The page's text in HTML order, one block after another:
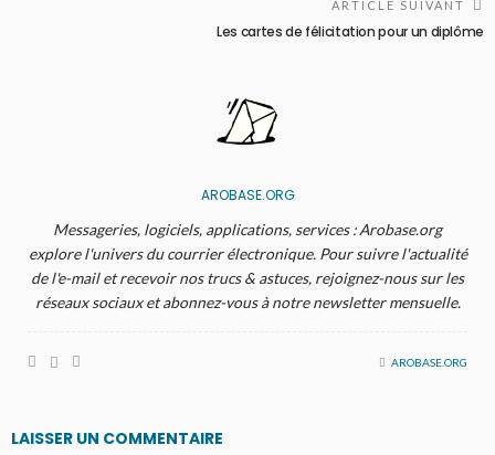
ARTICLE SUIVANT
Les cartes de félicitation pour un diplôme
AROBASE.ORG
Messageries, logiciels, applications, services : Arobase.org
explore l'univers du courrier électronique. Pour suivre l'actualité
de l'e-mail et recevoir nos trucs & astuces, rejoignez-nous sur les
réseaux sociaux et abonnez-vous à notre newsletter mensuelle.
AROBASE.ORG
LAISSER UN COMMENTAIRE